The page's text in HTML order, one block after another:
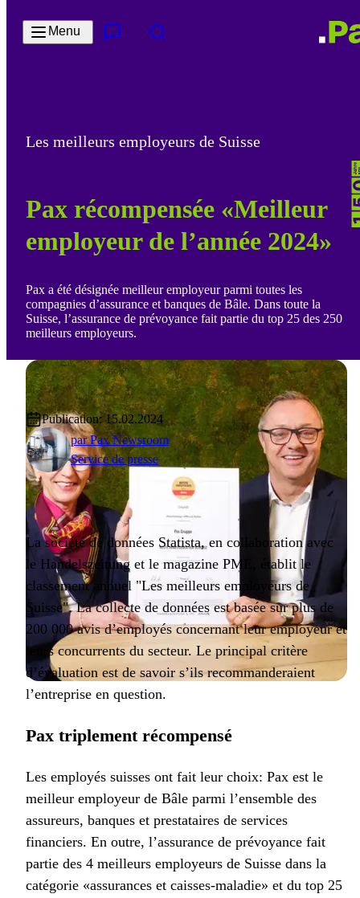
Menu
Les meilleurs employeurs de Suisse
Pax récompensée «Meilleur
employeur de l’année 2024»
Pax a été désignée meilleur employeur parmi toutes les
compagnies d’assurance et banques de Bâle. Dans toute la
Suisse, l’assurance de prévoyance fait partie du top 25 des 250
meilleurs employeurs.
parPax Newsroom
Service de presse
Publication: 15.02.2024
La société de données Statista, en collaboration avec
le Handelszeitung et le magazine PME, établit le
classement annuel "Les meilleurs employeurs de
Suisse". La collecte de données est basée sur plus de
200 000 avis d’employés concernant leur employeur et
leurs concurrents du secteur. Le principal critère
d’évaluation est de savoir s’ils recommanderaient
l’entreprise en question.
Pax triplement récompensé
Les employés suisses ont fait leur choix: Pax est le
meilleur employeur de Bâle parmi l’ensemble des
assureurs, banques et prestataires de services
financiers. En outre, l’assurance de prévoyance fait
partie des 4 meilleurs employeurs de Suisse dans la
catégorie «assurances et caisses-maladie» et du top 25